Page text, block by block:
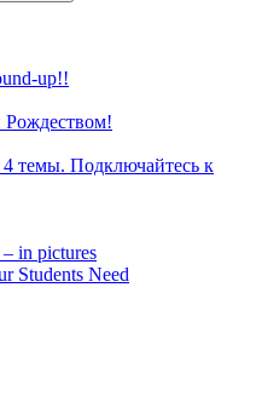
up!!
темы. Подключайтесь к
in pictures
Students Need